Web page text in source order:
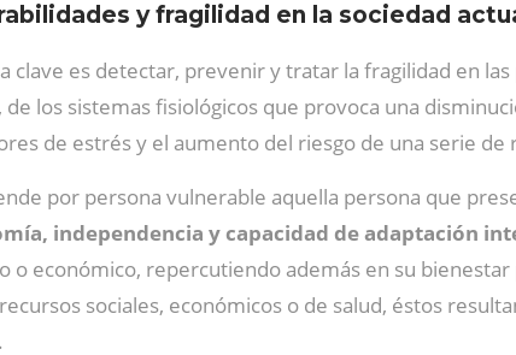
y fragilidad en la sociedad
clave es detectar, prevenir y tratar la fragilidad en
de los sistemas fisiológicos que provoca una
de estrés y el aumento del riesgo de una serie de
por persona vulnerable aquella persona que
independencia y capacidad de adaptación
o económico, repercutiendo además en su
sociales, económicos o de salud, éstos